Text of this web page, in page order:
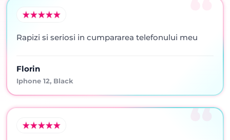
Rapizi si seriosi in cumpararea telefonului meu
Florin
Iphone 12, Black